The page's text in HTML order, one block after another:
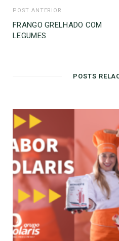
POST ANTERIOR
FRANGO GRELHADO COM
LEGUMES
POSTS